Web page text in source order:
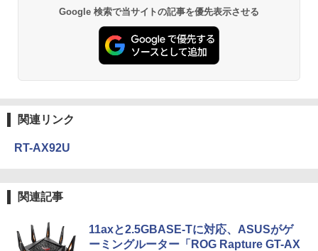
Google 検索で当サイトの記事を優先表示させる
関連リンク
RT-AX92U
関連記事
11axと2.5GBASE-Tに対応、ASUSがゲ
ーミングルーター「ROG Rapture GT-AX